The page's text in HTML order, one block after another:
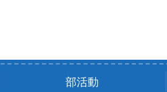
部活動